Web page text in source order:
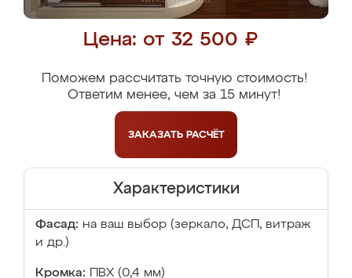
Цена: от 32 500 ₽
Поможем рассчитать точную стоимость!
Ответим менее, чем за 15 минут!
ЗАКАЗАТЬ РАСЧЁТ
Характеристики
Фасад: на ваш выбор (зеркало, ДСП, витраж
и др.)
Кромка: ПВХ (0,4 мм)